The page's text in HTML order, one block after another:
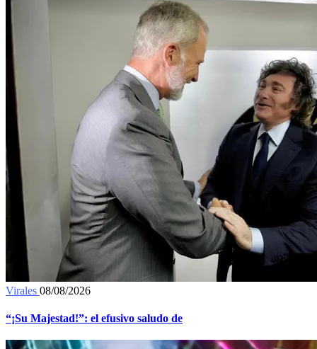
Virales 08/08/2026
“¡Su Majestad!”: el efusivo saludo de